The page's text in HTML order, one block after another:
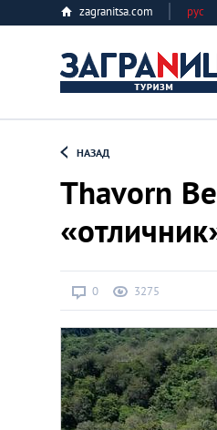
zagranitsa.com рус
Киев
НАЗАД
Thavorn
0 3275